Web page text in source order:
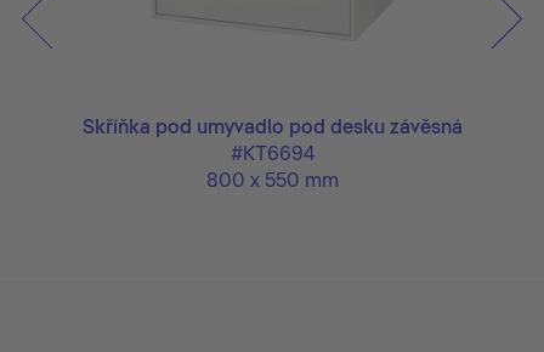
Skříňka pod umyvadlo pod desku závěsná
#KT6694
800 x 550 mm